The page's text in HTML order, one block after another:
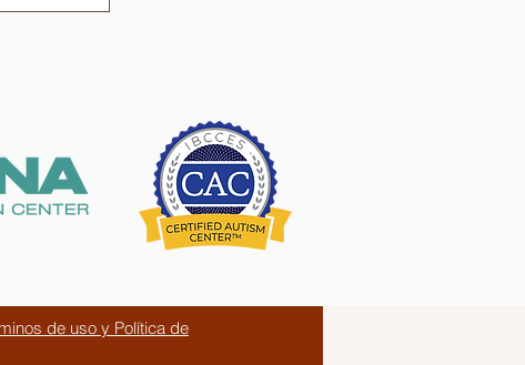
de uso y Política de